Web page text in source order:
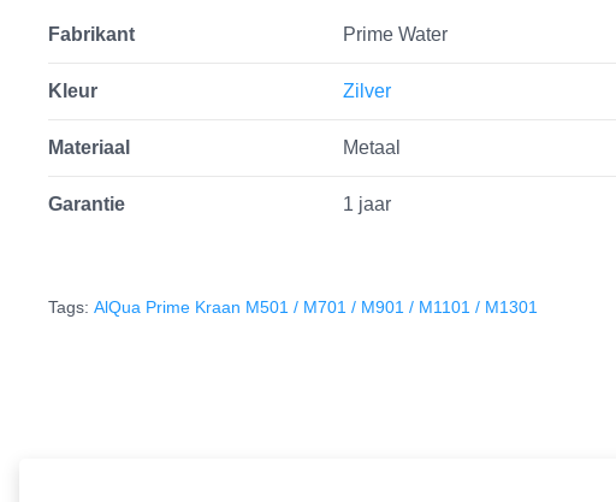
Fabrikant Prime Water
Kleur Zilver
Materiaal Metaal
Garantie 1 jaar
Tags: AlQua Prime Kraan M501 / M701 / M901 / M1101 / M1301